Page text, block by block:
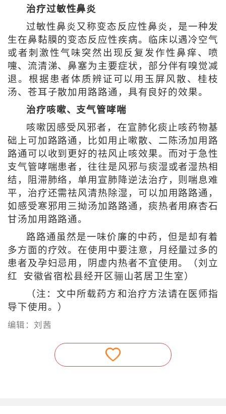
治疗过敏性鼻炎
过敏性鼻炎又称变态反应性鼻炎，是一种发
生在鼻黏膜的变态反应性疾病。临床以遇冷空气
或者刺激性气味突然出现反复发作性鼻痒、喷
嚏、流清涕、鼻塞为主要症状，部分伴有嗅觉减
退。根据患者体质辨证可以用玉屏风散、桂枝
汤、苍耳子散加用路路通，具有良好的效果。
治疗咳嗽、支气管哮喘
咳嗽因感受风邪者，在宣肺化痰止咳药物基
础上可加路路通，比如用止嗽散、二陈汤加用路
路通可以收到更好的祛风止咳效果。而对于急性
支气管哮喘患者，往往是风邪与痰湿或者湿热相
结，阻滞肺络，单用宣肺降逆法治疗，则喘息难
平，治疗还需祛风清热除湿，可以加用路路通，
如感受寒邪用三拗汤加路路通，痰热者用麻杏石
甘汤加用路路通。
路路通虽然是一味价廉的中药，但是却有着
多方面的疗效。在使用中要注意，月经量过多的
患者及孕妇忌用，阴虚内热者不宜使用。（刘立
红 安徽省宿松县经开区骊山茗居卫生室）
（注：文中所载药方和治疗方法请在医师指
导下使用。）
编辑：刘茜